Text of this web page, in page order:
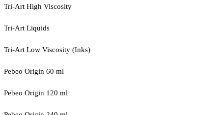
Tri-Art High Viscosity
Tri-Art Liquids
Tri-Art Low Viscosity (Inks)
Pebeo Origin 60 ml
Pebeo Origin 120 ml